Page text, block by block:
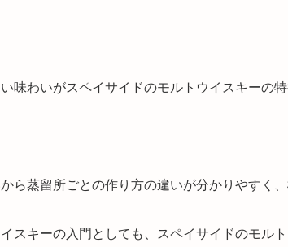
味わいがスペイサイドのモルトウイスキーの特
ら蒸留所ごとの作り方の違いが分かりやすく
スキーの入門としても、スペイサイドのモル